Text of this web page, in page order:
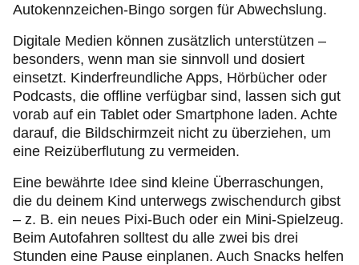
Autokennzeichen-Bingo sorgen für Abwechslung.
Digitale Medien können zusätzlich unterstützen –
besonders, wenn man sie sinnvoll und dosiert
einsetzt. Kinderfreundliche Apps, Hörbücher oder
Podcasts, die offline verfügbar sind, lassen sich gut
vorab auf ein Tablet oder Smartphone laden. Achte
darauf, die Bildschirmzeit nicht zu überziehen, um
eine Reizüberflutung zu vermeiden.
Eine bewährte Idee sind kleine Überraschungen,
die du deinem Kind unterwegs zwischendurch gibst
– z. B. ein neues Pixi-Buch oder ein Mini-Spielzeug.
Beim Autofahren solltest du alle zwei bis drei
Stunden eine Pause einplanen. Auch Snacks helfen